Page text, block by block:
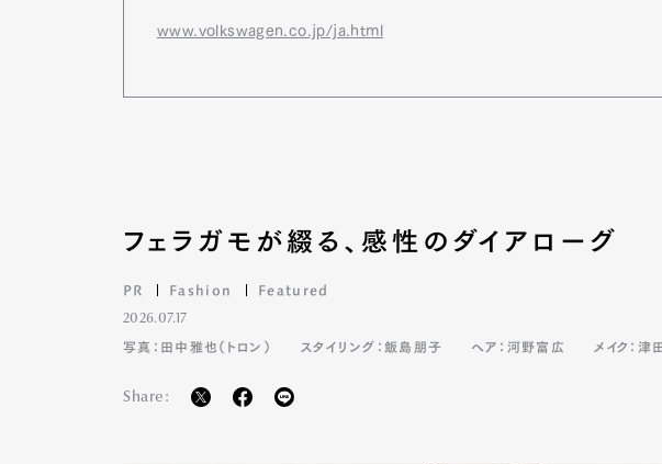
www.volkswagen.co.jp/ja.html
フェラガモが綴る、感性のダイアローグ
PR Fashion Featured
2026.07.17
写真：田中雅也（トロン） スタイリング：飯島朋子 ヘア：河野富広 メイク：津
Share: